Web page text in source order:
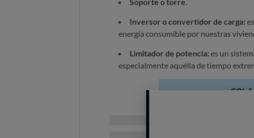
Inversor o convertidor de carga:
energía consumible por nuestras
Limitador de potencia: es un
especialmente aquélla de tiempo